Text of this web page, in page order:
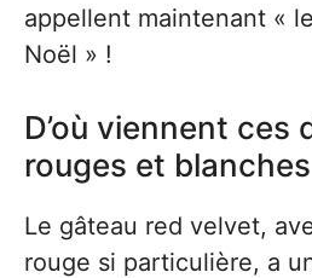
appellent maintenant «
Noël » !
D’où viennent ces
rouges et
Le gâteau red velvet,
rouge si particulière, a